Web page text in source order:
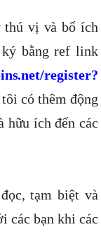
thú vị và bổ ích
ký bằng ref link
register?
có thêm động
hữu ích đến các
tạm biệt và
các bạn khi các